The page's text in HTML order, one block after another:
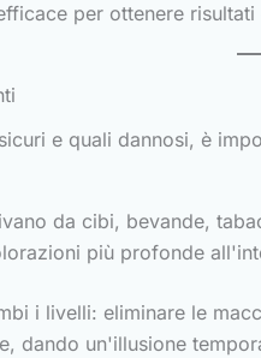
per ottenere risultati
e quali dannosi, è
da cibi, bevande,
più profonde
i livelli: eliminare le
dando un'illusione